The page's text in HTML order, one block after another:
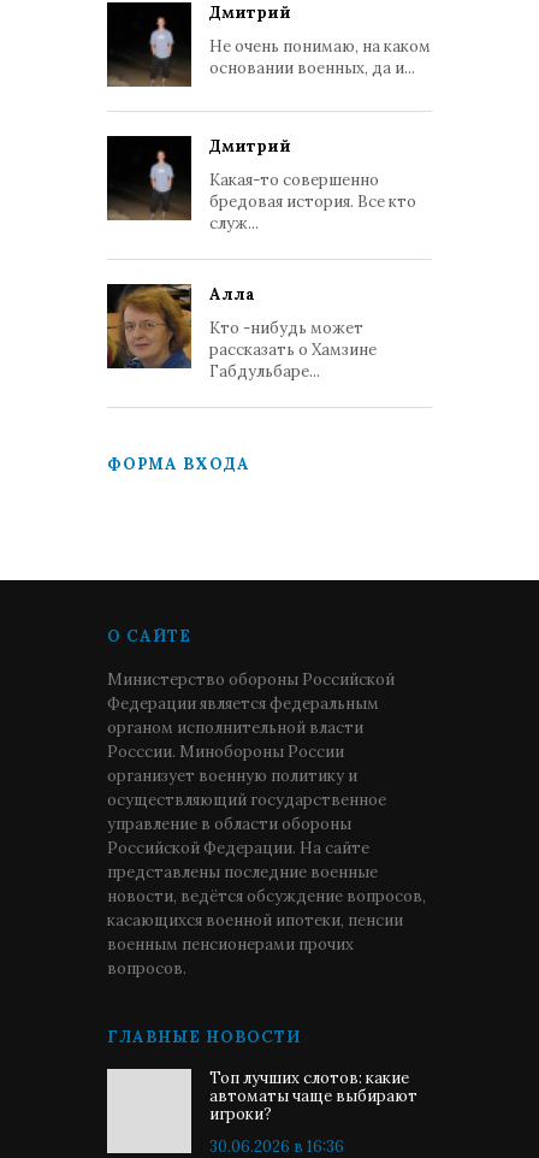
Дмитрий
Не очень понимаю, на каком
основании военных, да и...
Дмитрий
Какая-то совершенно
бредовая история. Все кто
служ...
Алла
Кто -нибудь может
рассказать о Хамзине
Габдульбаре...
ФОРМА ВХОДА
О САЙТЕ
Министерство обороны Российской
Федерации является федеральным
органом исполнительной власти
Росссии. Минобороны России
организует военную политику и
осуществляющий государственное
управление в области обороны
Российской Федерации. На сайте
представлены последние военные
новости, ведётся обсуждение вопросов,
касающихся военной ипотеки, пенсии
военным пенсионерами прочих
вопросов.
ГЛАВНЫЕ НОВОСТИ
Топ лучших слотов: какие
автоматы чаще выбирают
игроки?
30.06.2026 в 16:36